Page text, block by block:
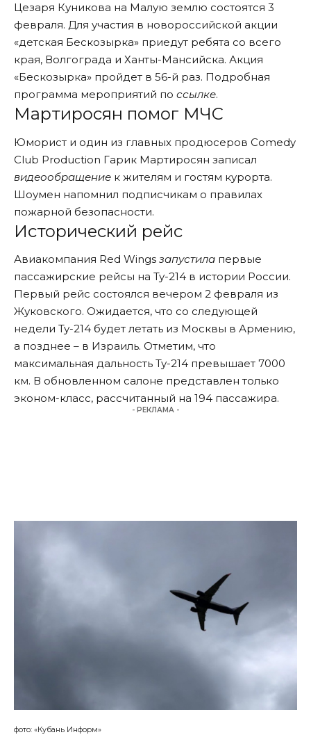
Цезаря Куникова на Малую землю состоятся 3
февраля. Для участия в новороссийской акции
«детская Бескозырка» приедут ребята со всего
края, Волгограда и Ханты-Мансийска. Акция
«Бескозырка» пройдет в 56-й раз. Подробная
программа мероприятий по ссылке.
Мартиросян помог МЧС
Юморист и один из главных продюсеров Comedy
Club Production Гарик Мартиросян записал
видеообращение к жителям и гостям курорта.
Шоумен напомнил подписчикам о правилах
пожарной безопасности.
Исторический рейс
Авиакомпания Red Wings запустила первые
пассажирские рейсы на Ту-214 в истории России.
Первый рейс состоялся вечером 2 февраля из
Жуковского. Ожидается, что со следующей
недели Ту-214 будет летать из Москвы в Армению,
а позднее – в Израиль. Отметим, что
максимальная дальность Ту-214 превышает 7000
км. В обновленном салоне представлен только
эконом-класс, рассчитанный на 194 пассажира.
- РЕКЛАМА -
фото: «Кубань Информ»